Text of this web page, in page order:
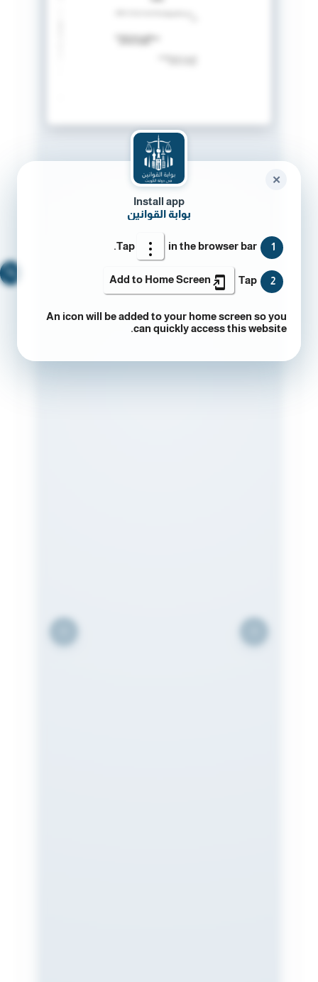
Install app
بوابة القوانين
1
Tap in the browser bar.
2
Tap
Add to Home Screen
An icon will be added to your home screen so you
can quickly access this website.
✕